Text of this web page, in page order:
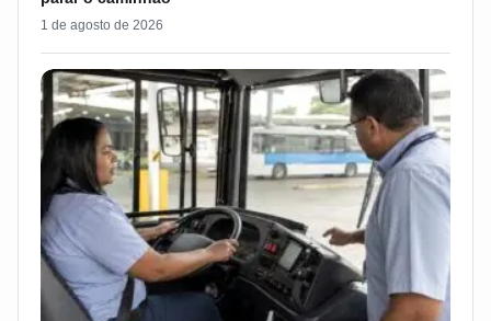
1 de agosto de 2026